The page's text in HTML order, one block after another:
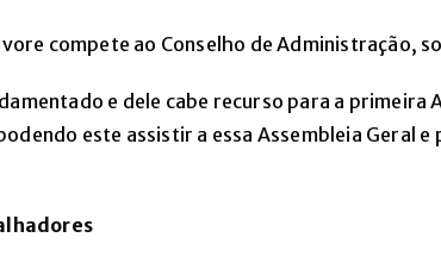
compete ao Conselho de Administração,
e dele cabe recurso para a primeira
este assistir a essa Assembleia Geral